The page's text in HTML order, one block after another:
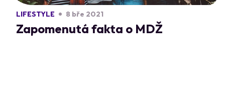
LIFESTYLE 8 bře 2021
Zapomenutá fakta o MDŽ